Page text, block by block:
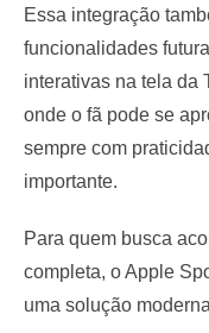
Essa integração
funcionalidades
interativas na tela da
onde o fã pode se
sempre com
importante.
Para quem busca
completa, o Apple
uma solução